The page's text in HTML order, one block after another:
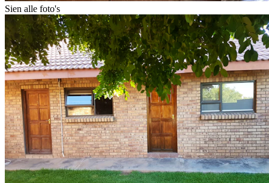
Sien alle foto's